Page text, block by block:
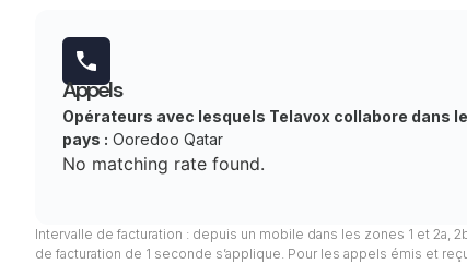
Appels
Opérateurs avec lesquels Telavox collabore dans le
pays : Ooredoo Qatar
No matching rate found.
Intervalle de facturation : depuis un mobile dans les zones 1 et 2a,
de facturation de 1 seconde s’applique. Pour les appels émis et